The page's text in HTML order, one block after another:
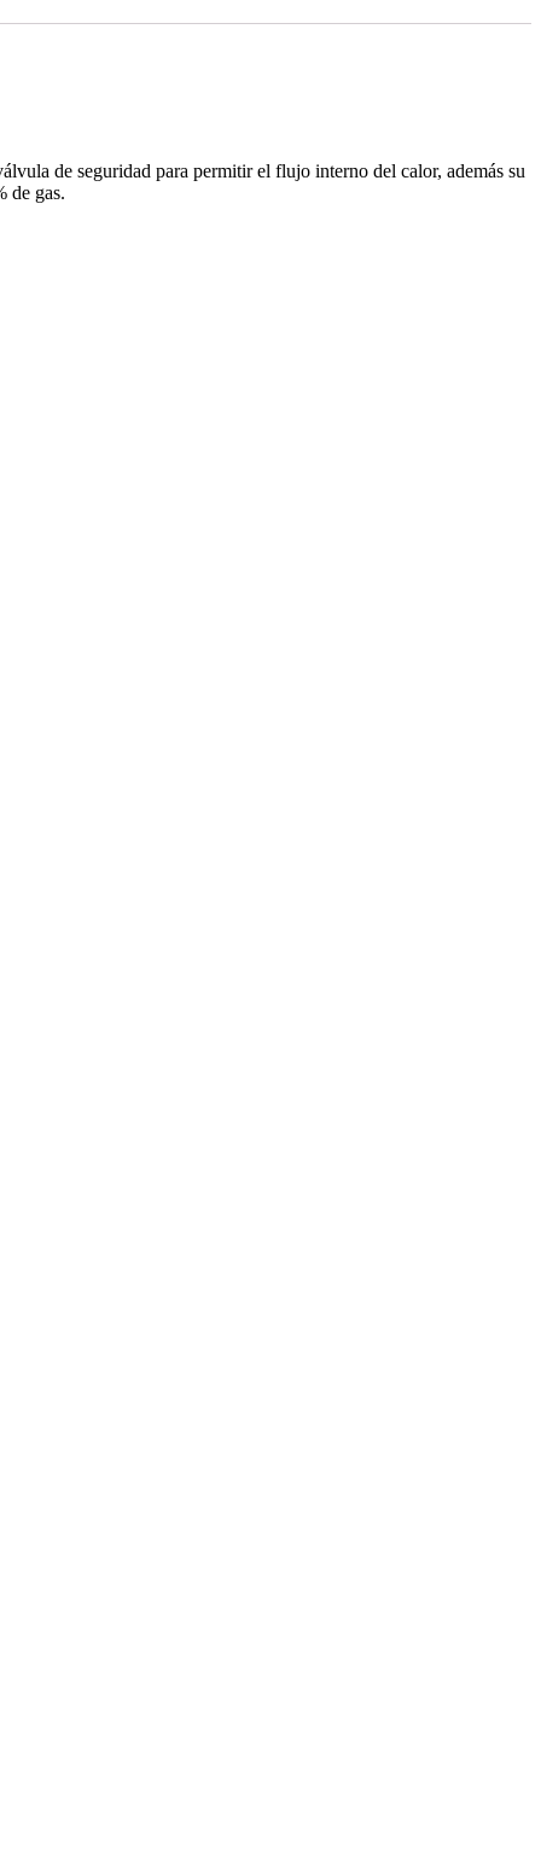
de seguridad para permitir el flujo interno del calor, además su
de gas.